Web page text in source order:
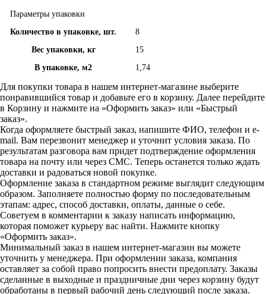
Параметры упаковки
Количество в упаковке, шт.
8
Вес упаковки, кг
15
В упаковке, м2
1,74
Для покупки товара в нашем интернет-магазине выберите
понравившийся товар и добавьте его в корзину. Далее перейдите
в Корзину и нажмите на «Оформить заказ» или «Быстрый
заказ».
Когда оформляете быстрый заказ, напишите ФИО, телефон и e-
mail. Вам перезвонит менеджер и уточнит условия заказа. По
результатам разговора вам придет подтверждение оформления
товара на почту или через СМС. Теперь останется только ждать
доставки и радоваться новой покупке.
Оформление заказа в стандартном режиме выглядит следующим
образом. Заполняете полностью форму по последовательным
этапам: адрес, способ доставки, оплаты, данные о себе.
Советуем в комментарии к заказу написать информацию,
которая поможет курьеру вас найти. Нажмите кнопку
«Оформить заказ».
Минимальный заказ в нашем интернет-магазин вы можете
уточнить у менеджера. При оформлении заказа, компания
оставляет за собой право попросить внести предоплату. Заказы
сделанные в выходные и праздничные дни через корзину будут
обработаны в первый рабочий день следующий после заказа.